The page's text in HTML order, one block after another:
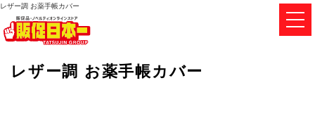
レザー調 お薬手帳カバー
レザー調 お薬手帳カバー